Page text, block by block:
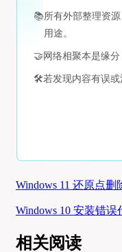
📚所有外部整理资
用途。
🤝 网络相聚本是缘
🛠️若发现内容有误或
Windows 11 还原点删
Windows 10 安装错误
相关阅读